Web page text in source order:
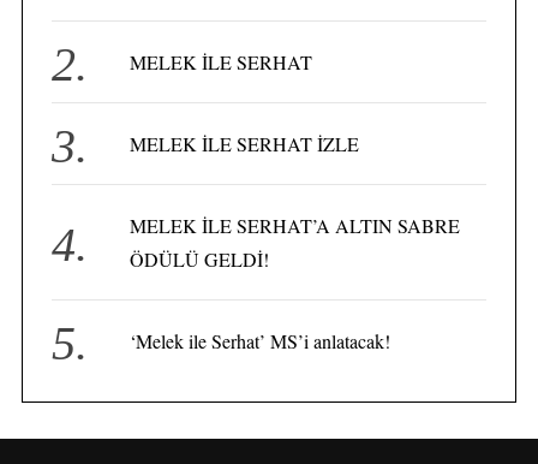
MELEK İLE SERHAT
MELEK İLE SERHAT İZLE
MELEK İLE SERHAT’A ALTIN SABRE
ÖDÜLÜ GELDİ!
‘Melek ile Serhat’ MS’i anlatacak!